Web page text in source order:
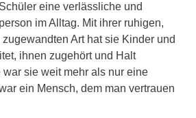
eine verlässliche und
im Alltag. Mit ihrer ruhigen,
Art hat sie Kinder und
ihnen zugehört und Halt
sie weit mehr als nur eine
ein Mensch, dem man vertrauen